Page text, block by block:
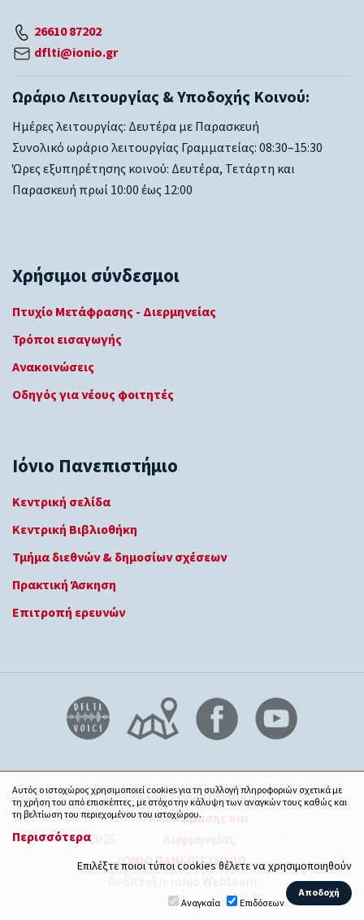
26610 87202
dflti@ionio.gr
Ωράριο Λειτουργίας & Υποδοχής Κοινού:
Ημέρες λειτουργίας: Δευτέρα με Παρασκευή
Συνολικό ωράριο λειτουργίας Γραμματείας: 08:30–15:30
Ώρες εξυπηρέτησης κοινού: Δευτέρα, Τετάρτη και
Παρασκευή πρωί 10:00 έως 12:00
Χρήσιμοι σύνδεσμοι
Πτυχίο Μετάφρασης - Διερμηνείας
Τρόποι εισαγωγής
Ανακοινώσεις
Οδηγός για νέους φοιτητές
Ιόνιο Πανεπιστήμιο
Κεντρική σελίδα
Κεντρική Βιβλιοθήκη
Τμήμα διεθνών & δημοσίων σχέσεων
Πρακτική Άσκηση
Επιτροπή ερευνών
© 2026
Τμήμα Ξένων Γλωσσών,
Μετάφρασης και
ΙΟΝΙΟ ΠΑΝΕΠΙΣΤΗΜΙΟ
Αυτός ο ιστοχώρος χρησιμοποιεί cookies για τη συλλογή πληροφοριών σχετικά με
τη χρήση του από επισκέπτες, με στόχο την κάλυψη των αναγκών τους καθώς και
τη βελτίωση του περιεχομένου του ιστοχώρου.
Περισσότερα
Επιλέξτε ποιοι τύποι cookies θέλετε να χρησιμοποιηθούν
Αναγκαία Επιδόσεων